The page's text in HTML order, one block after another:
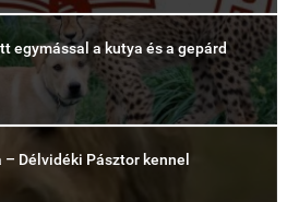
egymással a kutya és a gepárd
Délvidéki Pásztor kennel